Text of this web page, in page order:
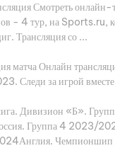
Смотреть онлайн-
- 4 тур, на Sports.ru,
Трансляция со ...
матча Онлайн
Следи за игрой
Дивизион «Б».
Группа 4 2023/